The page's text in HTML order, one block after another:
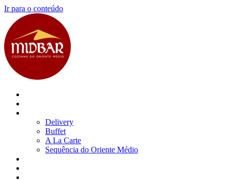
Ir para o conteúdo
Delivery
Buffet
A La Carte
Sequência do Oriente Médio